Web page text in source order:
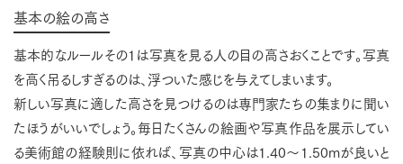
基本の絵の高さ
基本的なルールその1は写真を見る人の目の高さおくことです。写真
を高く吊るしすぎるのは、浮ついた感じを与えてしまいます。
新しい写真に適した高さを見つけるのは専門家たちの集まりに聞い
たほうがいいでしょう。毎日たくさんの絵画や写真作品を展示してい
る美術館の経験則に依れば、写真の中心は1.40〜1.50mが良いと